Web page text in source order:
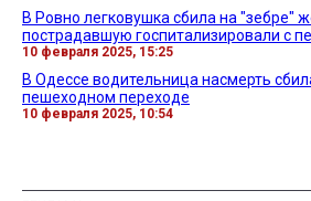
В Ровно легковушка сбила на "зебре"
пострадавшую госпитализировали с
10 февраля 2025, 15:25
В Одессе водительница насмерть
пешеходном переходе
10 февраля 2025, 10:54